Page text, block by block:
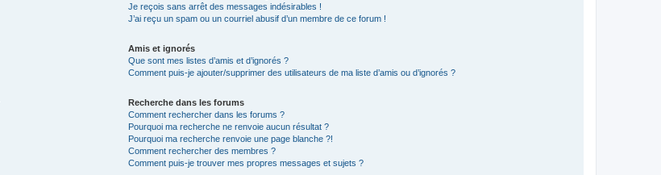
Je reçois sans arrêt des messages indésirables !
J’ai reçu un spam ou un courriel abusif d’un membre de ce forum !
Amis et ignorés
Que sont mes listes d’amis et d’ignorés ?
Comment puis-je ajouter/supprimer des utilisateurs de ma liste d’amis ou d’ignorés ?
Recherche dans les forums
Comment rechercher dans les forums ?
Pourquoi ma recherche ne renvoie aucun résultat ?
Pourquoi ma recherche renvoie une page blanche ?!
Comment rechercher des membres ?
Comment puis-je trouver mes propres messages et sujets ?